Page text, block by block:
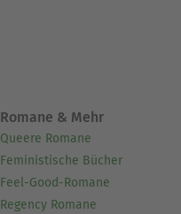
Romane & Mehr
Queere Romane
Feministische Bücher
Feel-Good-Romane
Regency Romane